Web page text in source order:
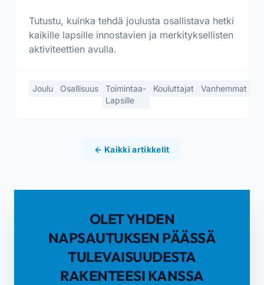
Tutustu, kuinka tehdä joulusta osallistava hetki
kaikille lapsille innostavien ja merkityksellisten
aktiviteettien avulla.
Joulu Osallisuus
Toimintaa-
Lapsille
Kouluttajat Vanhemmat
← Kaikki artikkelit
OLET YHDEN
NAPSAUTUKSEN PÄÄSSÄ
TULEVAISUUDESTA
RAKENTEESI KANSSA